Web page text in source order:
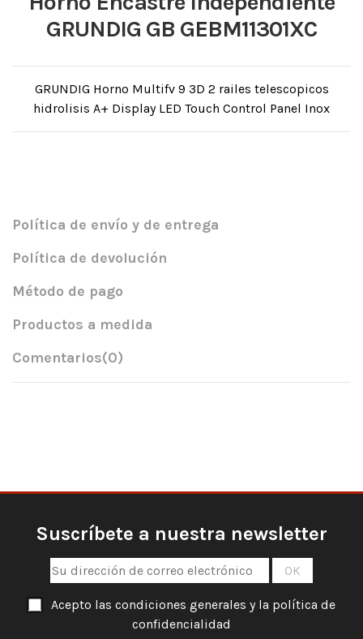
GRUNDIG GB GEBM11301XC
GRUNDIG Horno Multifv 9 3D 2 railes telescopicos
hidrolisis A+ Display LED Touch Control Panel Inox
Política de envío y de entrega
Política de devolución
Método de pago
Productos a medida
Comentarios(0)
Suscríbete a nuestra newsletter
Acepto las condiciones generales y la política de
confidencialidad